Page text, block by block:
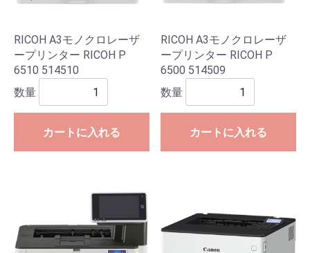
RICOH A3モノクロレーザ
ープリンター RICOH P
6510 514510
数量
カートに入れる
RICOH A3モノクロレーザ
ープリンター RICOH P
6500 514509
数量
カートに入れる